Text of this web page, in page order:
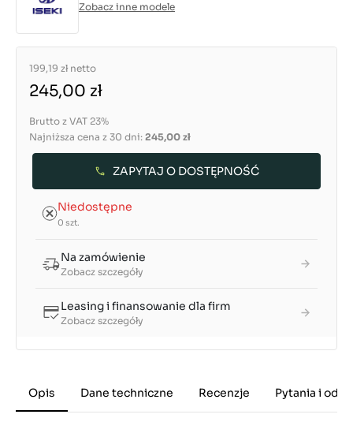
Zobacz inne modele
199,19 zł netto
245,00 zł
Brutto z VAT 23%
Najniższa cena z 30 dni: 245,00 zł
ZAPYTAJ O DOSTĘPNOŚĆ
Niedostępne
0 szt.
Na zamówienie
Zobacz szczegóły
Leasing i finansowanie dla firm
Zobacz szczegóły
Opis Dane techniczne Recenzje Pytania i